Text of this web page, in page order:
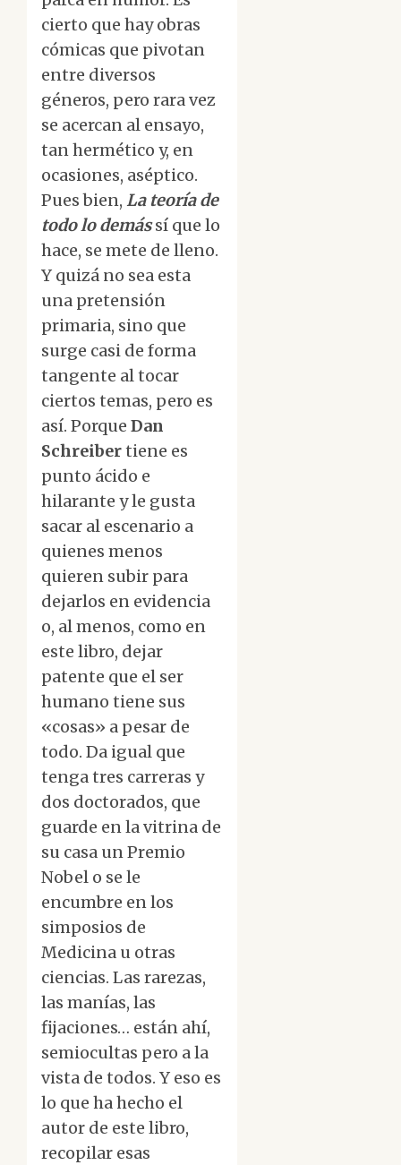
cierto que hay obras
cómicas que pivotan
entre diversos
géneros, pero rara vez
se acercan al ensayo,
tan hermético y, en
ocasiones, aséptico.
Pues bien, La teoría de
todo lo demássí que lo
hace, se mete de lleno.
Y quizá no sea esta
una pretensión
primaria, sino que
surge casi de forma
tangente al tocar
ciertos temas, pero es
así. Porque Dan
Schreibertiene es
punto ácido e
hilarante y le gusta
sacar al escenario a
quienes menos
quieren subir para
dejarlos en evidencia
o, al menos, como en
este libro, dejar
patente que el ser
humano tiene sus
«cosas» a pesar de
todo. Da igual que
tenga tres carreras y
dos doctorados, que
guarde en la vitrina de
su casa un Premio
Nobel o se le
encumbre en los
simposios de
Medicina u otras
ciencias. Las rarezas,
las manías, las
fijaciones… están ahí,
semiocultas pero a la
vista de todos. Y eso es
lo que ha hecho el
autor de este libro,
recopilar esas